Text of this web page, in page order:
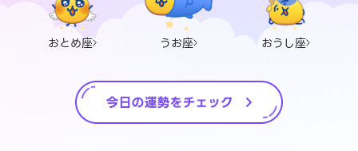
おとめ座 うお座 おうし座